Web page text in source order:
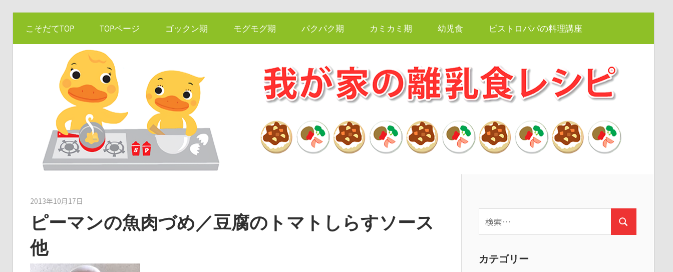
こそだてTOP TOPページ ゴックン期 モグモグ期 パクパク期 カミカミ期 幼児食 ビストロパパの料理講座
2013年10月17日
ピーマンの魚肉づめ／豆腐のトマトしらすソース
他
索:
検
カテゴリー